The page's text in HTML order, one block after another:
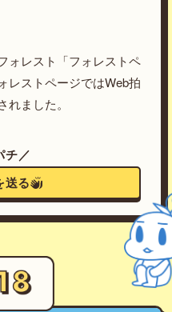
ォレスト「フォレストペ
レストページではWeb拍
ました。
チ／
送る